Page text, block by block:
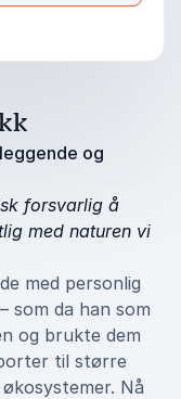
og
forsvarlig å
med naturen vi
med personlig
som da han som
og brukte dem
til større
Nå